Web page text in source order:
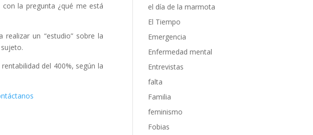
la pregunta ¿qué me está
realizar un “estudio” sobre la
del 400%, según la
el día de la marmota
El Tiempo
Emergencia
Enfermedad mental
Entrevistas
falta
Familia
feminismo
Fobias